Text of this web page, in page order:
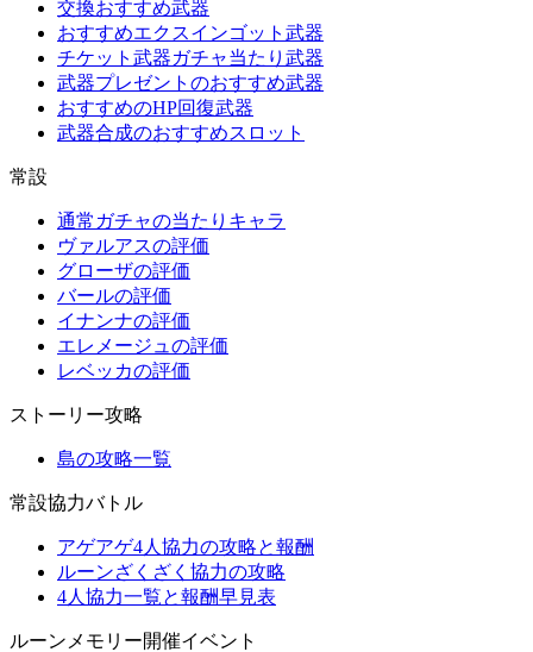
交換おすすめ武器
おすすめエクスインゴット武器
チケット武器ガチャ当たり武器
武器プレゼントのおすすめ武器
おすすめのHP回復武器
武器合成のおすすめスロット
常設
通常ガチャの当たりキャラ
ヴァルアスの評価
グローザの評価
バールの評価
イナンナの評価
エレメージュの評価
レベッカの評価
ストーリー攻略
島の攻略一覧
常設協力バトル
アゲアゲ4人協力の攻略と報酬
ルーンざくざく協力の攻略
4人協力一覧と報酬早見表
ルーンメモリー開催イベント